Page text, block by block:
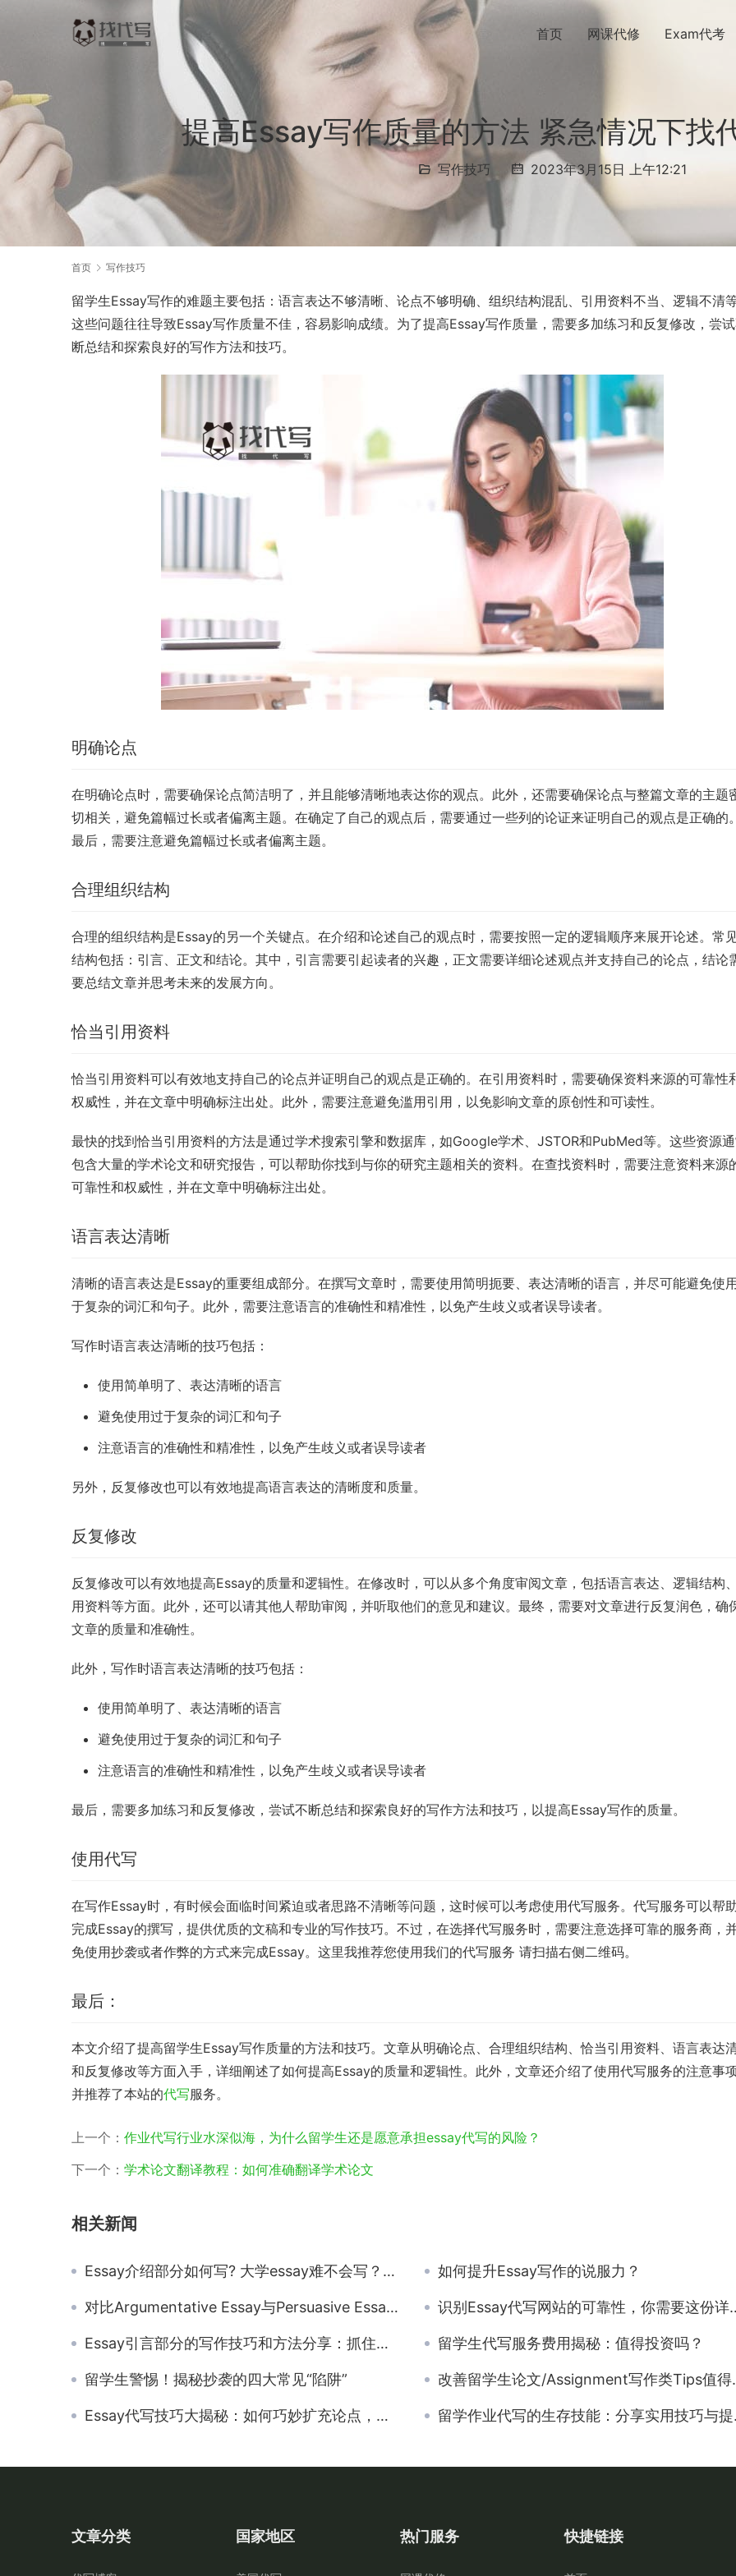
首页 网课代修 Exam代考
提高Essay写作质量的方法 紧急情况下找
写作技巧 2023年3月15日 上午12:21
首页 写作技巧
留学生Essay写作的难题主要包括：语言表达不够清晰、论点不够明确、组织结构混乱、引用资料不当、逻辑不清
这些问题往往导致Essay写作质量不佳，容易影响成绩。为了提高Essay写作质量，需要多加练习和反复修改，尝
断总结和探索良好的写作方法和技巧。
明确论点
在明确论点时，需要确保论点简洁明了，并且能够清晰地表达你的观点。此外，还需要确保论点与整篇文章的主题
切相关，避免篇幅过长或者偏离主题。在确定了自己的观点后，需要通过一些列的论证来证明自己的观点是正确的
最后，需要注意避免篇幅过长或者偏离主题。
合理组织结构
合理的组织结构是Essay的另一个关键点。在介绍和论述自己的观点时，需要按照一定的逻辑顺序来展开论述。常
结构包括：引言、正文和结论。其中，引言需要引起读者的兴趣，正文需要详细论述观点并支持自己的论点，结论
要总结文章并思考未来的发展方向。
恰当引用资料
恰当引用资料可以有效地支持自己的论点并证明自己的观点是正确的。在引用资料时，需要确保资料来源的可靠性
权威性，并在文章中明确标注出处。此外，需要注意避免滥用引用，以免影响文章的原创性和可读性。
最快的找到恰当引用资料的方法是通过学术搜索引擎和数据库，如Google学术、JSTOR和PubMed等。这些资源
包含大量的学术论文和研究报告，可以帮助你找到与你的研究主题相关的资料。在查找资料时，需要注意资料来源
可靠性和权威性，并在文章中明确标注出处。
语言表达清晰
清晰的语言表达是Essay的重要组成部分。在撰写文章时，需要使用简明扼要、表达清晰的语言，并尽可能避免使
于复杂的词汇和句子。此外，需要注意语言的准确性和精准性，以免产生歧义或者误导读者。
写作时语言表达清晰的技巧包括：
使用简单明了、表达清晰的语言
避免使用过于复杂的词汇和句子
注意语言的准确性和精准性，以免产生歧义或者误导读者
另外，反复修改也可以有效地提高语言表达的清晰度和质量。
反复修改
反复修改可以有效地提高Essay的质量和逻辑性。在修改时，可以从多个角度审阅文章，包括语言表达、逻辑结构
用资料等方面。此外，还可以请其他人帮助审阅，并听取他们的意见和建议。最终，需要对文章进行反复润色，确
文章的质量和准确性。
此外，写作时语言表达清晰的技巧包括：
使用简单明了、表达清晰的语言
避免使用过于复杂的词汇和句子
注意语言的准确性和精准性，以免产生歧义或者误导读者
最后，需要多加练习和反复修改，尝试不断总结和探索良好的写作方法和技巧，以提高Essay写作的质量。
使用代写
在写作Essay时，有时候会面临时间紧迫或者思路不清晰等问题，这时候可以考虑使用代写服务。代写服务可以帮
完成Essay的撰写，提供优质的文稿和专业的写作技巧。不过，在选择代写服务时，需要注意选择可靠的服务商，
免使用抄袭或者作弊的方式来完成Essay。这里我推荐您使用我们的代写服务 请扫描右侧二维码。
最后：
本文介绍了提高留学生Essay写作质量的方法和技巧。文章从明确论点、合理组织结构、恰当引用资料、语言表达
和反复修改等方面入手，详细阐述了如何提高Essay的质量和逻辑性。此外，文章还介绍了使用代写服务的注意事
并推荐了本站的代写服务。
上一个： 作业代写行业水深似海，为什么留学生还是愿意承担essay代写的风险？
下一个： 学术论文翻译教程：如何准确翻译学术论文
相关新闻
Essay介绍部分如何写? 大学essay难不会写？一站式解答! 如何提升Essay写作的说服力？
对比Argumentative Essay与Persuasive Essay：写作方式与有效模板 识别Essay代写网站的可靠性，你需要这份详尽指南
Essay引言部分的写作技巧和方法分享：抓住读者的注意力 留学生代写服务费用揭秘：值得投资吗？
留学生警惕！揭秘抄袭的四大常见“陷阱” 改善留学生论文/Assignment写作类Tips值得你花时间阅读
Essay代写技巧大揭秘：如何巧妙扩充论点，让文章更丰满有力 留学作业代写的生存技能：分享实用技巧与提升学术表现的秘诀
文章分类 国家地区 热门服务 快捷链接